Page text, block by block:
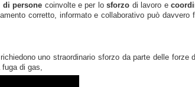
di persone coinvolte e per losforzo di lavoro e
corretto, informato e collaborativo può davvero
uno straordinario sforzo da parte delle forze
fuga di gas,